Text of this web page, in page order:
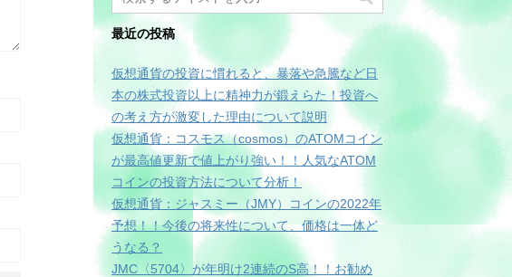
最近の投稿
仮想通貨の投資に慣れると、暴落や急騰など日
本の株式投資以上に精神力が鍛えらた！投資へ
の考え方が激変した理由について説明
仮想通貨：コスモス（cosmos）のATOMコイン
が最高値更新で値上がり強い！！人気なATOM
コインの投資方法について分析！
仮想通貨：ジャスミー（JMY）コインの2022年
予想！！今後の将来性について、価格は一体ど
うなる？
JMC〈5704〉が年明け2連続のS高！！お勧め